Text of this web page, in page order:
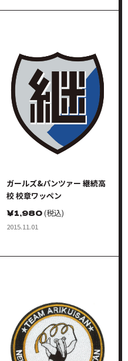
ガールズ&パンツァー 継続高
校 校章ワッペン
￥1,980(税込)
2015.11.01